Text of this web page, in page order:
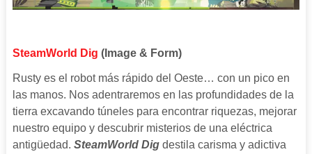
SteamWorld Dig (Image & Form)
Rusty es el robot más rápido del Oeste… con un pico en
las manos. Nos adentraremos en las profundidades de la
tierra excavando túneles para encontrar riquezas, mejorar
nuestro equipo y descubrir misterios de una eléctrica
antigüedad. SteamWorld Digdestila carisma y adictiva